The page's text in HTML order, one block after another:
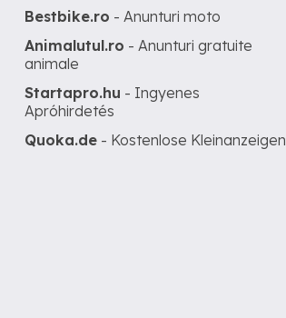
Bestbike.ro - Anunturi moto
Animalutul.ro - Anunturi gratuite
animale
Startapro.hu - Ingyenes
Apróhirdetés
Quoka.de - Kostenlose Kleinanzeigen